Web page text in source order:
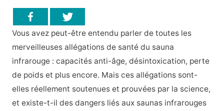
Vous avez peut-être entendu parler de toutes les
merveilleuses allégations de santé du sauna
infrarouge : capacités anti-âge, désintoxication, perte
de poids et plus encore. Mais ces allégations sont-
elles réellement soutenues et prouvées par la science,
et existe-t-il des dangers liés aux saunas infrarouges